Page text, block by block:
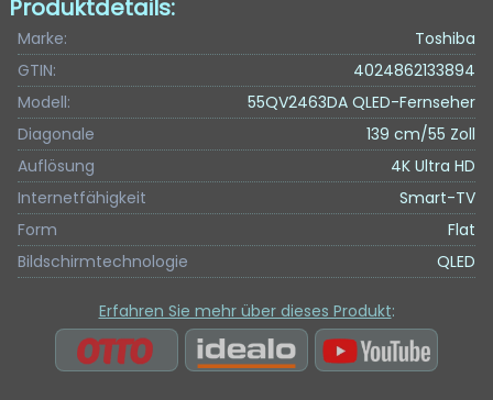
Produktdetails:
Marke:
Toshiba
GTIN:
4024862133894
Modell:
55QV2463DA QLED-Fernseher
Diagonale
139 cm/55 Zoll
Auflösung
4K Ultra HD
Internetfähigkeit
Smart-TV
Form
Flat
Bildschirmtechnologie
QLED
Erfahren Sie mehr über dieses Produkt: